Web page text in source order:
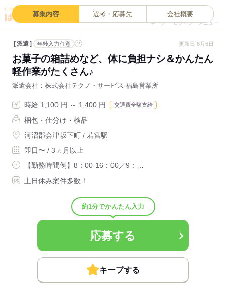
キープ ログイン メニュー
募集内容 選考・応募先 会社概要
派遣 年齢入力任意 ? 更新日:8月6日
お菓子の箱詰めなど、体に負担ナシ＆かんたん
軽作業がたくさん♪
派遣会社 株式会社テクノ・サービス 福島営業所
時給 1,100 円 ～ 1,400 円 交通費全額支給
梱包・仕分け・検品
河沼郡会津坂下町 / 若宮駅
即日〜 / 3ヵ月以上
【勤務時間例】8：00-16：00／9：…
土日休み案件多数！
約1分でかんたん入力
応募する
キープする